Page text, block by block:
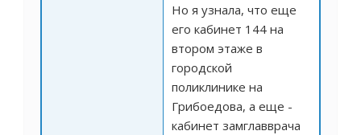
Но я узнала, что еще
его кабинет 144 на
втором этаже в
городской
поликлинике на
Грибоедова, а еще -
кабинет замглавврача